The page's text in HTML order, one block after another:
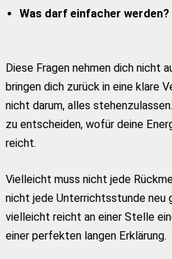
Was darf einfacher werden?
Diese Fragen nehmen dich nicht
bringen dich zurück in eine klare
nicht darum, alles
zu entscheiden, wofür deine
reicht.
Vielleicht muss nicht jede
nicht jede Unterrichtsstunde neu
vielleicht reicht an einer Stelle
einer perfekten langen Erklärung.